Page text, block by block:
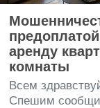
аренду
комнаты
Всем
Спешим